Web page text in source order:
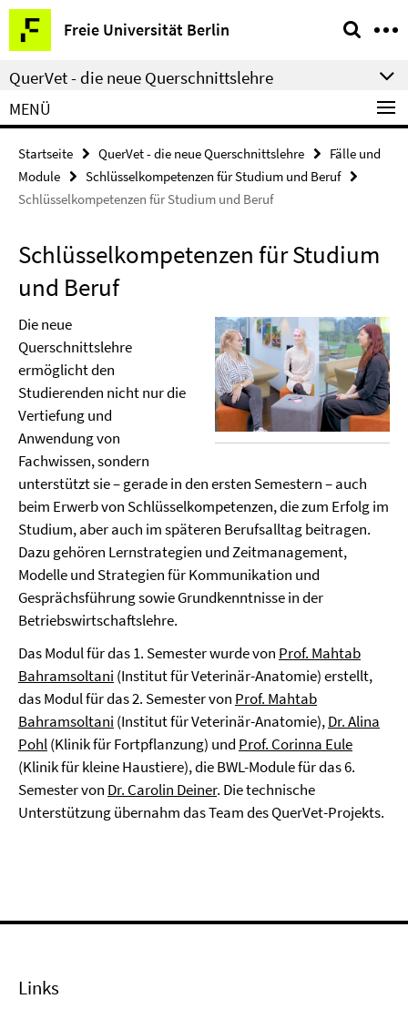
Springe
direkt
zu
Inhalt
Freie Universität Berlin
Service-
Navigation
QuerVet - die neue Querschnittslehre
MENÜ
Startseite QuerVet - die neue Querschnittslehre
Fälle und
Module
Schlüsselkompetenzen für Studium und Beruf
Schlüsselkompetenzen für Studium und Beruf
Schlüsselkompetenzen für Studium
und Beruf
Die neue
Querschnittslehre
ermöglicht den
Studierenden nicht nur die
Vertiefung und
Anwendung von
Fachwissen, sondern
unterstützt sie – gerade in den ersten Semestern – auch
beim Erwerb von Schlüsselkompetenzen, die zum Erfolg im
Studium, aber auch im späteren Berufsalltag beitragen.
Dazu gehören Lernstrategien und Zeitmanagement,
Modelle und Strategien für Kommunikation und
Gesprächsführung sowie Grundkenntnisse in der
Betriebswirtschaftslehre.
Das Modul für das 1. Semester wurde von Prof. Mahtab
Bahramsoltani (Institut für Veterinär-Anatomie) erstellt,
das Modul für das 2. Semester von Prof. Mahtab
Bahramsoltani (Institut für Veterinär-Anatomie),Dr. Alina
Pohl(Klinik für Fortpflanzung) und Prof. Corinna Eule
(Klinik für kleine Haustiere), die BWL-Module für das 6.
Semester von Dr. Carolin Deiner. Die technische
Unterstützung übernahm das Team des QuerVet-Projekts.
Links